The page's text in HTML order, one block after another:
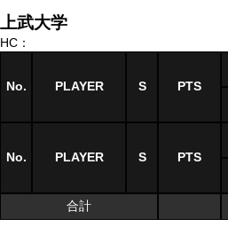
上武大学
HC：
No. PLAYER S PTS
No. PLAYER S PTS
合計